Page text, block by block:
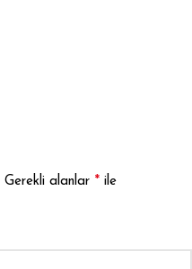
Gerekli alanlar * ile